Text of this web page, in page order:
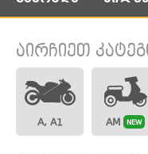
აირჩიეთ
A, A1 AM NEW